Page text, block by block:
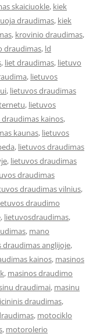
skaiciuokle, kiek
draudimas, kiek
, krovinio draudimas,
draudimas, ld
, liet draudimas, lietuvo
, lietuvos
, lietuvos draudimas
, lietuvos
kainos,
kaunas, lietuvos
, lietuvos draudimas
, lietuvos draudimas
draudimas
draudimas vilnius,
draudimo
, lietuvosdraudimas,
, mano
draudimas anglijoje,
kainos, masinos
, masinos draudimo
draudimai, masinu
draudimas,
, motociklo
, motorolerio